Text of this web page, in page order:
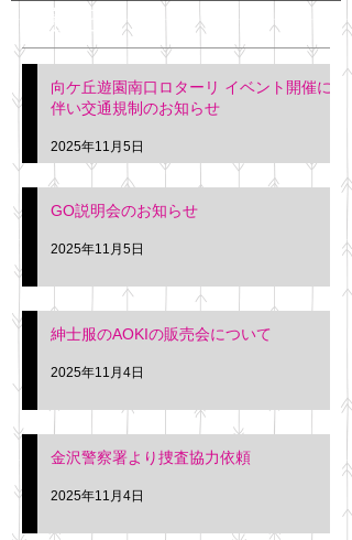
明日(11月6日)午後3時～5
階会議室にてGOの説明会
を行います。 神奈川個人
タクシー協同組合 専務 佐
久間
最新記事
向ケ丘遊園南口ロターリ イベント開催に
伴い交通規制のお知らせ
2025年11月5日
GO説明会のお知らせ
2025年11月5日
紳士服のAOKIの販売会について
2025年11月4日
金沢警察署より捜査協力依頼
2025年11月4日